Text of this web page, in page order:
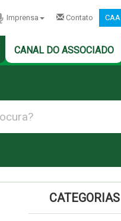
Imprensa Contato CAA
CANAL DO ASSOCIADO
CATEGORIAS